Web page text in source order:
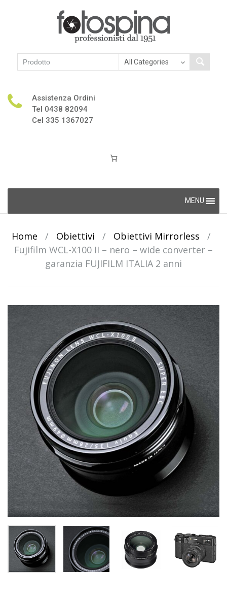
Assistenza Ordini
Tel 0438 82094
Cel 335 1367027
content
MENU
Home / Obiettivi / Obiettivi Mirrorless
/
Fujifilm WCL-X100 II – nero – wide converter –
garanzia FUJIFILM ITALIA 2 anni